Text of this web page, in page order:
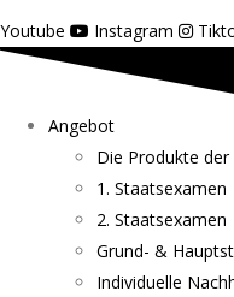
Youtube
Instagram
Angebot
Die Produkte
1. Staatsexamen
2. Staatsexamen
Grund- &
Individuelle